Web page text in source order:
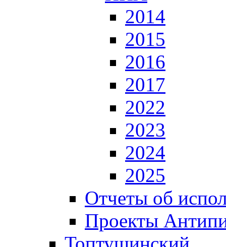
2014
2015
2016
2017
2022
2023
2024
2025
Отчеты об
Проекты